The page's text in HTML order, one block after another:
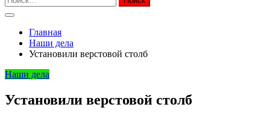
Главная
Наши дела
Установили верстовой столб
Наши дела
Установили верстовой столб